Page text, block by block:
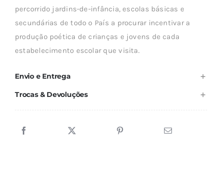
CANCIONEIRO
JUVENIL
percorrido jardins-de-infância, escolas básicas e
secundárias de todo o País a procurar incentivar a
produção poética de crianças e jovens de cada
estabelecimento escolar que visita.
Envio e Entrega
Trocas & Devoluções